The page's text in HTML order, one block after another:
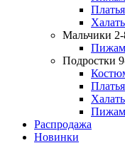
Платья
Мальчики 2-
Подростки
Платья
Распродажа
Новинки